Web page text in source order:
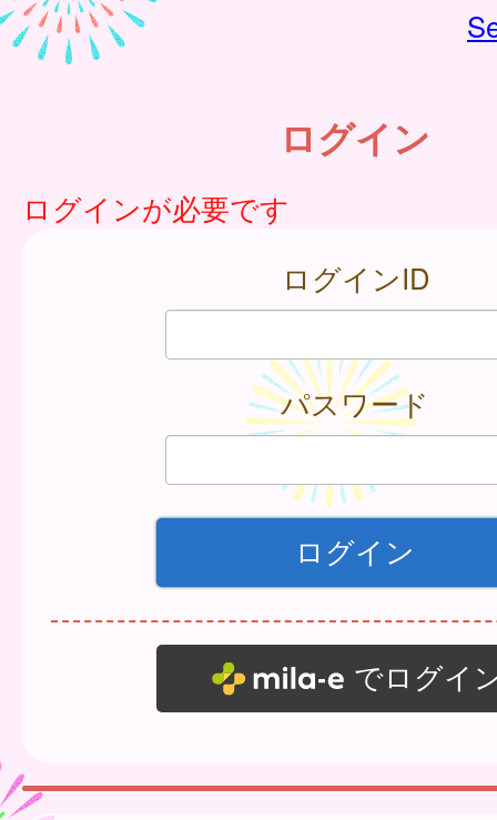
ログイン
ログインが必要です
ログインID
パスワード
でログイ